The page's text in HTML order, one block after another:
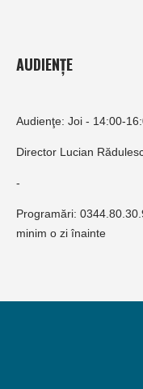
AUDIENȚE
Audienţe: Joi - 14:00-
Director Lucian
-
Programări:
minim o zi înainte